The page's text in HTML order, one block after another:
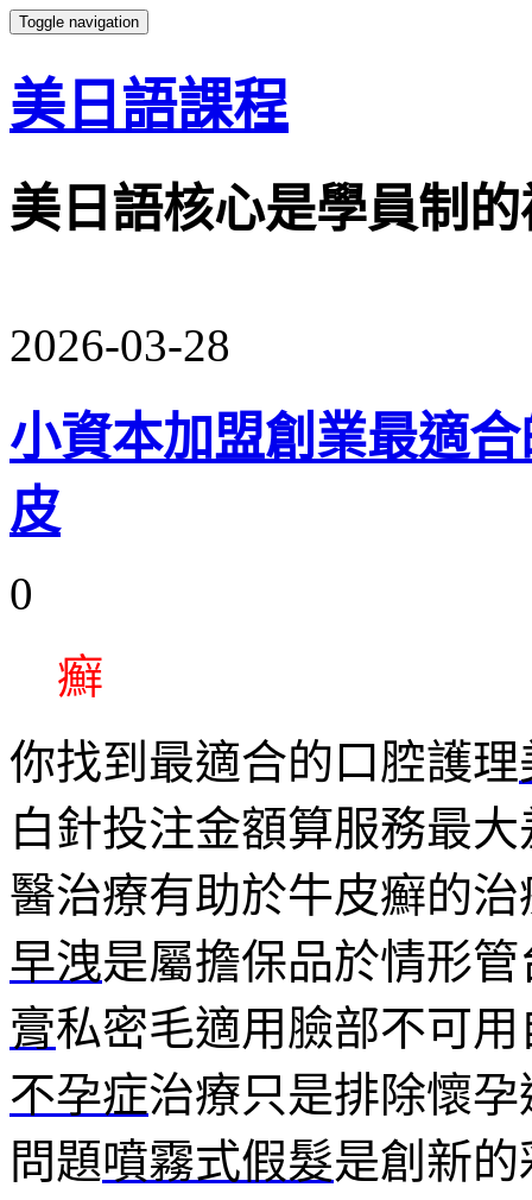
Toggle navigation
美日語課程
美日語核心是學員制
2026-03-28
小資本加盟創業最適
皮
0
癬
你找到最適合的口腔護理
白針投注金額算服務最
醫治療有助於牛皮癬的
早洩是屬擔保品於情形
膏私密毛適用臉部不可
不孕症治療只是排除懷
問題噴霧式假髮是創新